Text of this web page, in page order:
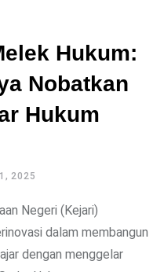
Hukum:
Nobatkan
Hukum
2025
Negeri (Kejari)
dalam membangun
dengan menggelar